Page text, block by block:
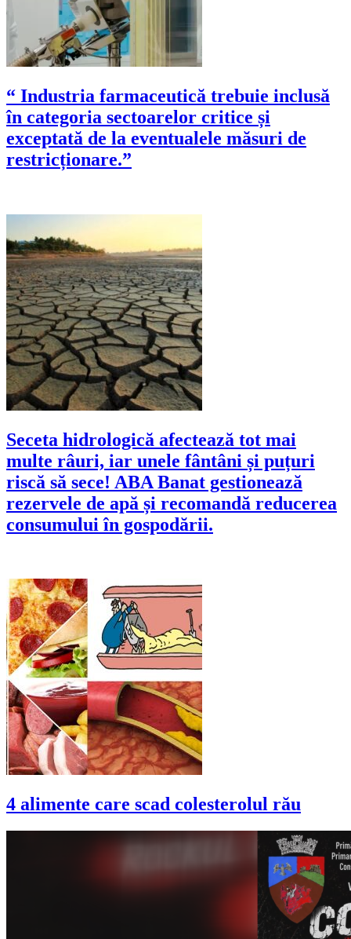
“ Industria farmaceutică trebuie inclusă
în categoria sectoarelor critice și
exceptată de la eventualele măsuri de
restricționare.”
Seceta hidrologică afectează tot mai
multe râuri, iar unele fântâni și puțuri
riscă să sece! ABA Banat gestionează
rezervele de apă și recomandă reducerea
consumului în gospodării.
4 alimente care scad colesterolul rău